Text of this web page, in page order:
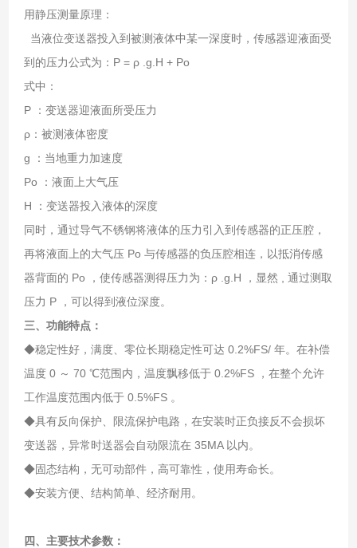
用静压测量原理：
当液位变送器投入到被测液体中某一深度时，传感器迎液面受
到的压力公式为：Ρ = ρ .g.H + Po
式中：
P ：变送器迎液面所受压力
ρ：被测液体密度
g ：当地重力加速度
Po ：液面上大气压
H ：变送器投入液体的深度
同时，通过导气不锈钢将液体的压力引入到传感器的正压腔，
再将液面上的大气压 Po 与传感器的负压腔相连，以抵消传感
器背面的 Po ，使传感器测得压力为：ρ .g.H ，显然 , 通过测取
压力 P ，可以得到液位深度。
三、功能特点：
◆稳定性好，满度、零位长期稳定性可达 0.2%FS/ 年。在补偿
温度 0 ～ 70 ℃范围内，温度飘移低于 0.2%FS ，在整个允许
工作温度范围内低于 0.5%FS 。
◆具有反向保护、限流保护电路，在安装时正负接反不会损坏
变送器，异常时送器会自动限流在 35MA 以内。
◆固态结构，无可动部件，高可靠性，使用寿命长。
◆安装方便、结构简单、经济耐用。
四、主要技术参数：